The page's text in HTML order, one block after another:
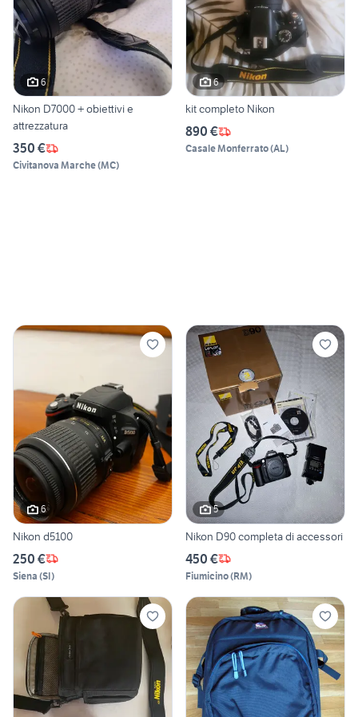
6
Nikon D7000 + obiettivi e
attrezzatura
350 €
Civitanova Marche(MC)
6
kit completo Nikon
890 €
Casale Monferrato(AL)
6
Nikon d5100
250 €
Siena (SI)
5
Nikon D90 completa di accessori
450 €
Fiumicino(RM)